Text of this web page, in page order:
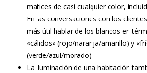
matices de casi cualquier color,
En las conversaciones con los
más útil hablar de los blancos en
«cálidos» (rojo/naranja/amarillo) y
(verde/azul/morado).
La iluminación de una habitación